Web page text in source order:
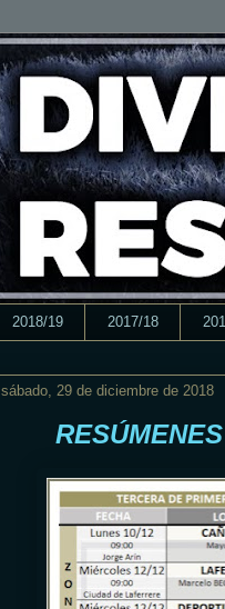
2018/19 2017/18
sábado, 29 de diciembre de 2018